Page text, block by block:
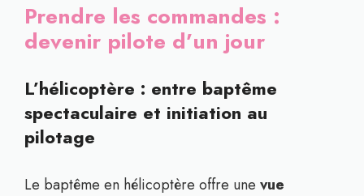
Prendre les commandes :
devenir pilote d’un jour
L’hélicoptère : entre baptême
spectaculaire et initiation au
pilotage
Le baptême en hélicoptère offre une vue